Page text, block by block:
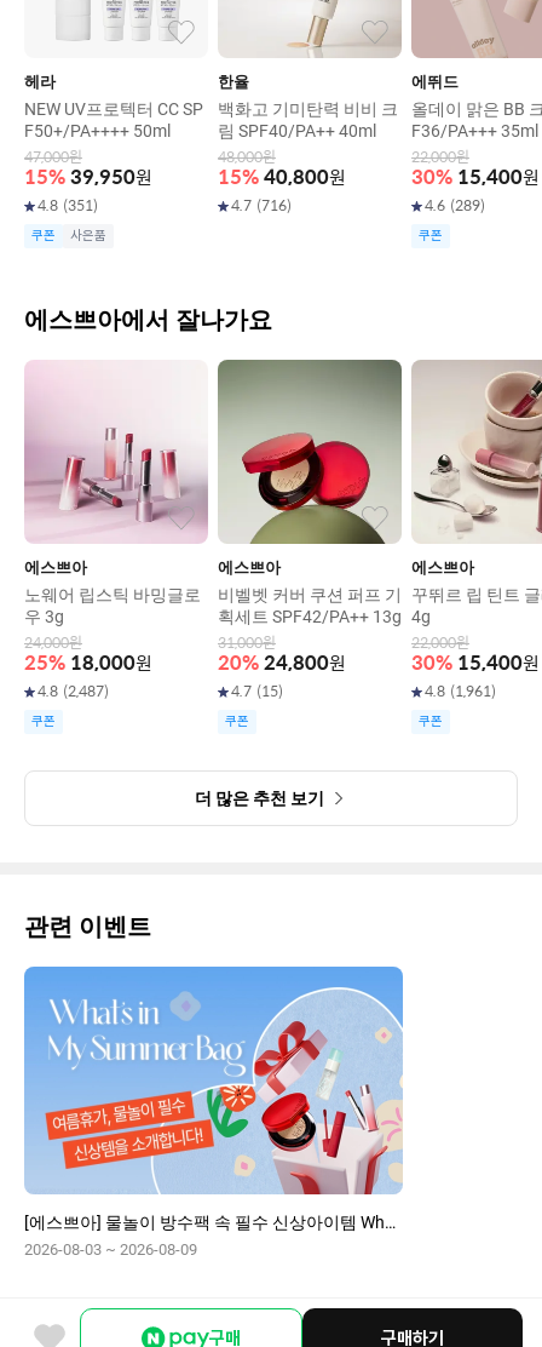
구매 구매하기
헤라
NEW UV프로텍터 CC SP
F50+/PA++++ 50ml
47,000원
15% 39,950원
4.8 (351)
쿠폰 사은품
한율
백화고 기미탄력 비비 크
림 SPF40/PA++ 40ml
48,000원
15% 40,800원
4.7 (716)
에뛰드
올데이 맑은 BB
F36/PA+++ 35ml
22,000원
30% 15,400원
4.6 (289)
쿠폰
에스쁘아에서 잘나가요
에스쁘아
노웨어 립스틱 바밍글로
우 3g
24,000원
25% 18,000원
4.8 (2,487)
쿠폰
에스쁘아
비벨벳 커버 쿠션 퍼프 기
획세트 SPF42/PA++ 13g
31,000원
20% 24,800원
4.7 (15)
쿠폰
에스쁘아
꾸뛰르 립 틴트
4g
22,000원
30% 15,400원
4.8 (1,961)
쿠폰
더 많은 추천 보기
관련 이벤트
[에스쁘아] 물놀이 방수팩 속 필수 신상아이템 What's in my summer Bag
2026-08-03 ~ 2026-08-09